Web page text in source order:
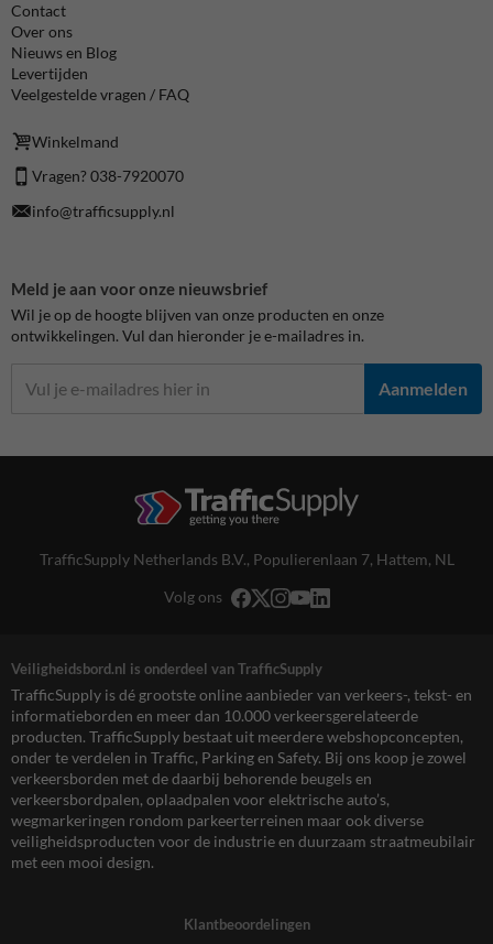
Contact
Over ons
Nieuws en Blog
Levertijden
Veelgestelde vragen / FAQ
Winkelmand
Vragen? 038-7920070
info@trafficsupply.nl
Meld je aan voor onze nieuwsbrief
Wil je op de hoogte blijven van onze producten en onze
ontwikkelingen. Vul dan hieronder je e-mailadres in.
Aanmelden
TrafficSupply Netherlands B.V., Populierenlaan 7, Hattem, NL
Volg ons
Veiligheidsbord.nl is onderdeel van TrafficSupply
TrafficSupply is dé grootste online aanbieder van verkeers-, tekst- en
informatieborden en meer dan 10.000 verkeersgerelateerde
producten. TrafficSupply bestaat uit meerdere webshopconcepten,
onder te verdelen in Traffic, Parking en Safety. Bij ons koop je zowel
verkeersborden met de daarbij behorende beugels en
verkeersbordpalen, oplaadpalen voor elektrische auto’s,
wegmarkeringen rondom parkeerterreinen maar ook diverse
veiligheidsproducten voor de industrie en duurzaam straatmeubilair
met een mooi design.
Klantbeoordelingen